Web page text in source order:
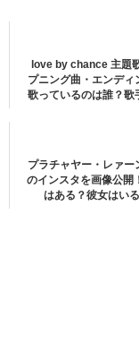
ー のイン
画像を公開していき
スパポン・ウドム
love by chance 主題
プニング曲・エンディ
歌っているのは誰？歌
プラチャヤー・レァー
のインスタを画像公開
はある？彼女はい